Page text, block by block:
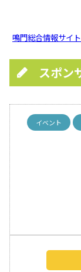
鳴門総合情報サイト
スポン
イベント